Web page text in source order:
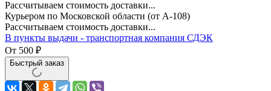
Рассчитываем стоимость доставки...
Курьером по Московской области (от А-108)
Рассчитываем стоимость доставки...
В пункты выдачи - транспортная компания СДЭК
От 500 ₽
Быстрый заказ